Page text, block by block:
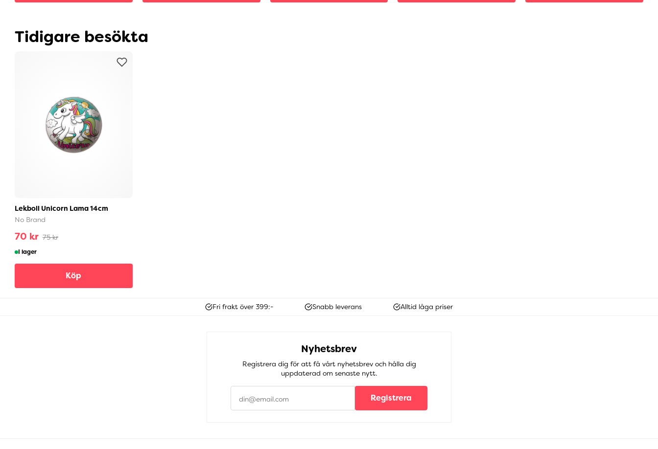
Tidigare besökta
Lekboll Unicorn Lama 14cm
No Brand
70 kr 75 kr
I lager
Köp
Fri frakt över 399:- Snabb leverans Alltid låga priser
Nyhetsbrev
Registrera dig för att få vårt nyhetsbrev och hålla dig
uppdaterad om senaste nytt.
Registrera